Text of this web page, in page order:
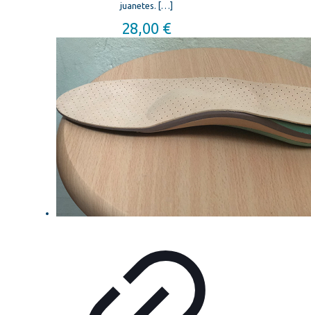
juanetes. […]
28,00 €